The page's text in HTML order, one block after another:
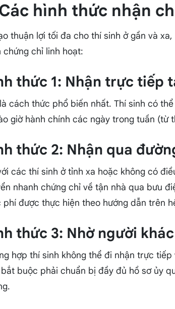
hình thức nhận
thuận lợi tối đa cho thí sinh ở gần và
chứng chỉ linh hoạt:
thức 1: Nhận trực tiếp
cách thức phổ biến nhất. Thí sinh có
giờ hành chính các ngày trong tuần (từ
thức 2: Nhận qua
các thí sinh ở tỉnh xa hoặc không có
nhanh chứng chỉ về tận nhà qua bưu
phí được thực hiện theo hướng dẫn trên
thức 3: Nhờ người
hợp thí sinh không thể đi nhận trực
buộc phải chuẩn bị đầy đủ hồ sơ ủy